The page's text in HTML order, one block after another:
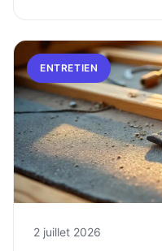
ENTRETIEN
2 juillet 2026